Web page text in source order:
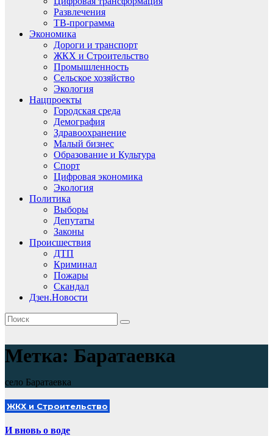
Развлечения
ТВ-программа
Экономика
Дороги и транспорт
ЖКХ и Строительство
Промышленность
Сельское хозяйство
Экология
Нацпроекты
Городская среда
Демография
Здравоохранение
Малый бизнес
Образование и Культура
Спорт
Цифровая экономика
Экология
Политика
Выборы
Депутаты
Законы
Происшествия
ДТП
Криминал
Пожары
Скандал
Дзен.Новости
Метка: Баратаевка
село Баратаевка
ЖКХ и Строительство
И вновь о воде